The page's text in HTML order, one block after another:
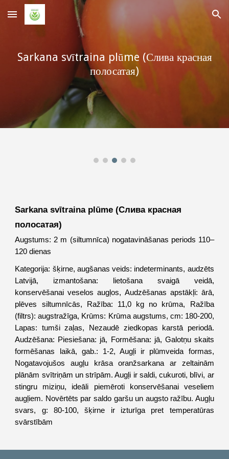
Skip to main content Skip to navigation
Sarkana svītraina plūme (Слива красная
полосатая)
Sarkana svītraina plūme (Слива красная
полосатая)
Augstums: 2 m (siltumnīca) nogatavināšanas periods 110–
120 dienas
Kategorija: šķirne, augšanas veids: indeterminants, audzēts
Latvijā, izmantošana: lietošana svaigā veidā,
konservēšanai veselos augļos, Audzēšanas apstākļi: ārā,
plēves siltumnīcās, Ražība: 11,0 kg no krūma, Ražība
(filtrs): augstražīga, Krūms: Krūma augstums, cm: 180-200,
Lapas: tumši zaļas, Nezaudē ziedkopas karstā periodā.
Audzēšana: Piesiešana: jā, Formēšana: jā, Galotņu skaits
formēšanas laikā, gab.: 1-2, Augļi ir plūmveida formas,
Nogatavojušos augļu krāsa oranžsarkana ar zeltainām
plānām svītriņām un strīpām. Augļi ir saldi, cukuroti, blīvi, ar
stingru miziņu, ideāli piemēroti konservēšanai veseliem
augļiem. Novērtēts par saldo garšu un augsto ražību. Augļu
svars, g: 80-100, šķirne ir izturīga pret temperatūras
svārstībām